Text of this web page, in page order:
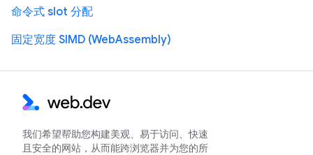
命令式 slot 分配
固定宽度 SIMD (WebAssembly)
我们希望帮助您构建美观、易于访问、快速
且安全的网站，从而能跨浏览器并为您的所